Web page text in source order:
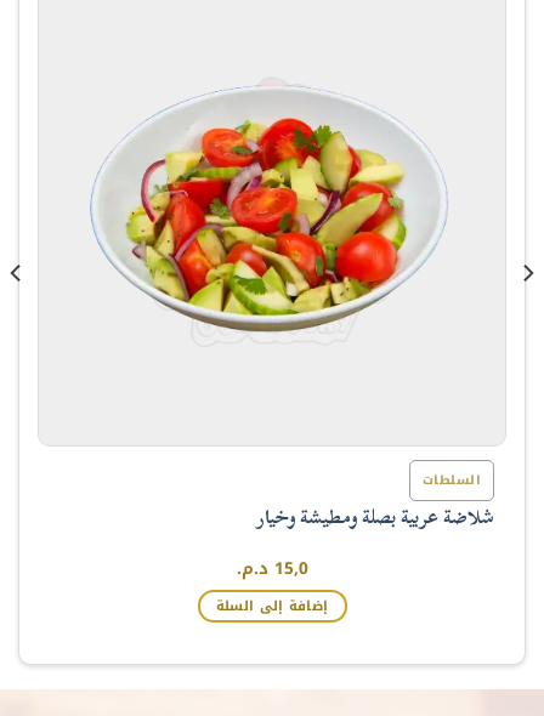
السلطات
شلاضة عربية بصلة ومطيشة وخيار
15,0 د.م.
إضافة إلى السلة